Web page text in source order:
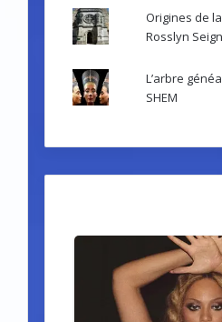
Origines de
Rosslyn
L’arbre
SHEM